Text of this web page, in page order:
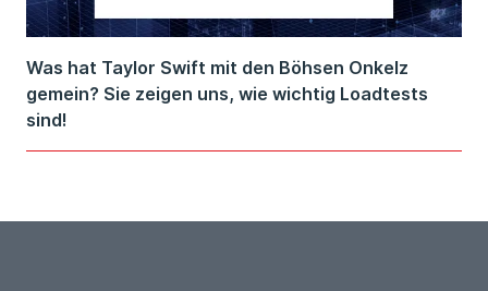
Was hat Taylor Swift mit den Böhsen Onkelz
gemein? Sie zeigen uns, wie wichtig Loadtests
sind!